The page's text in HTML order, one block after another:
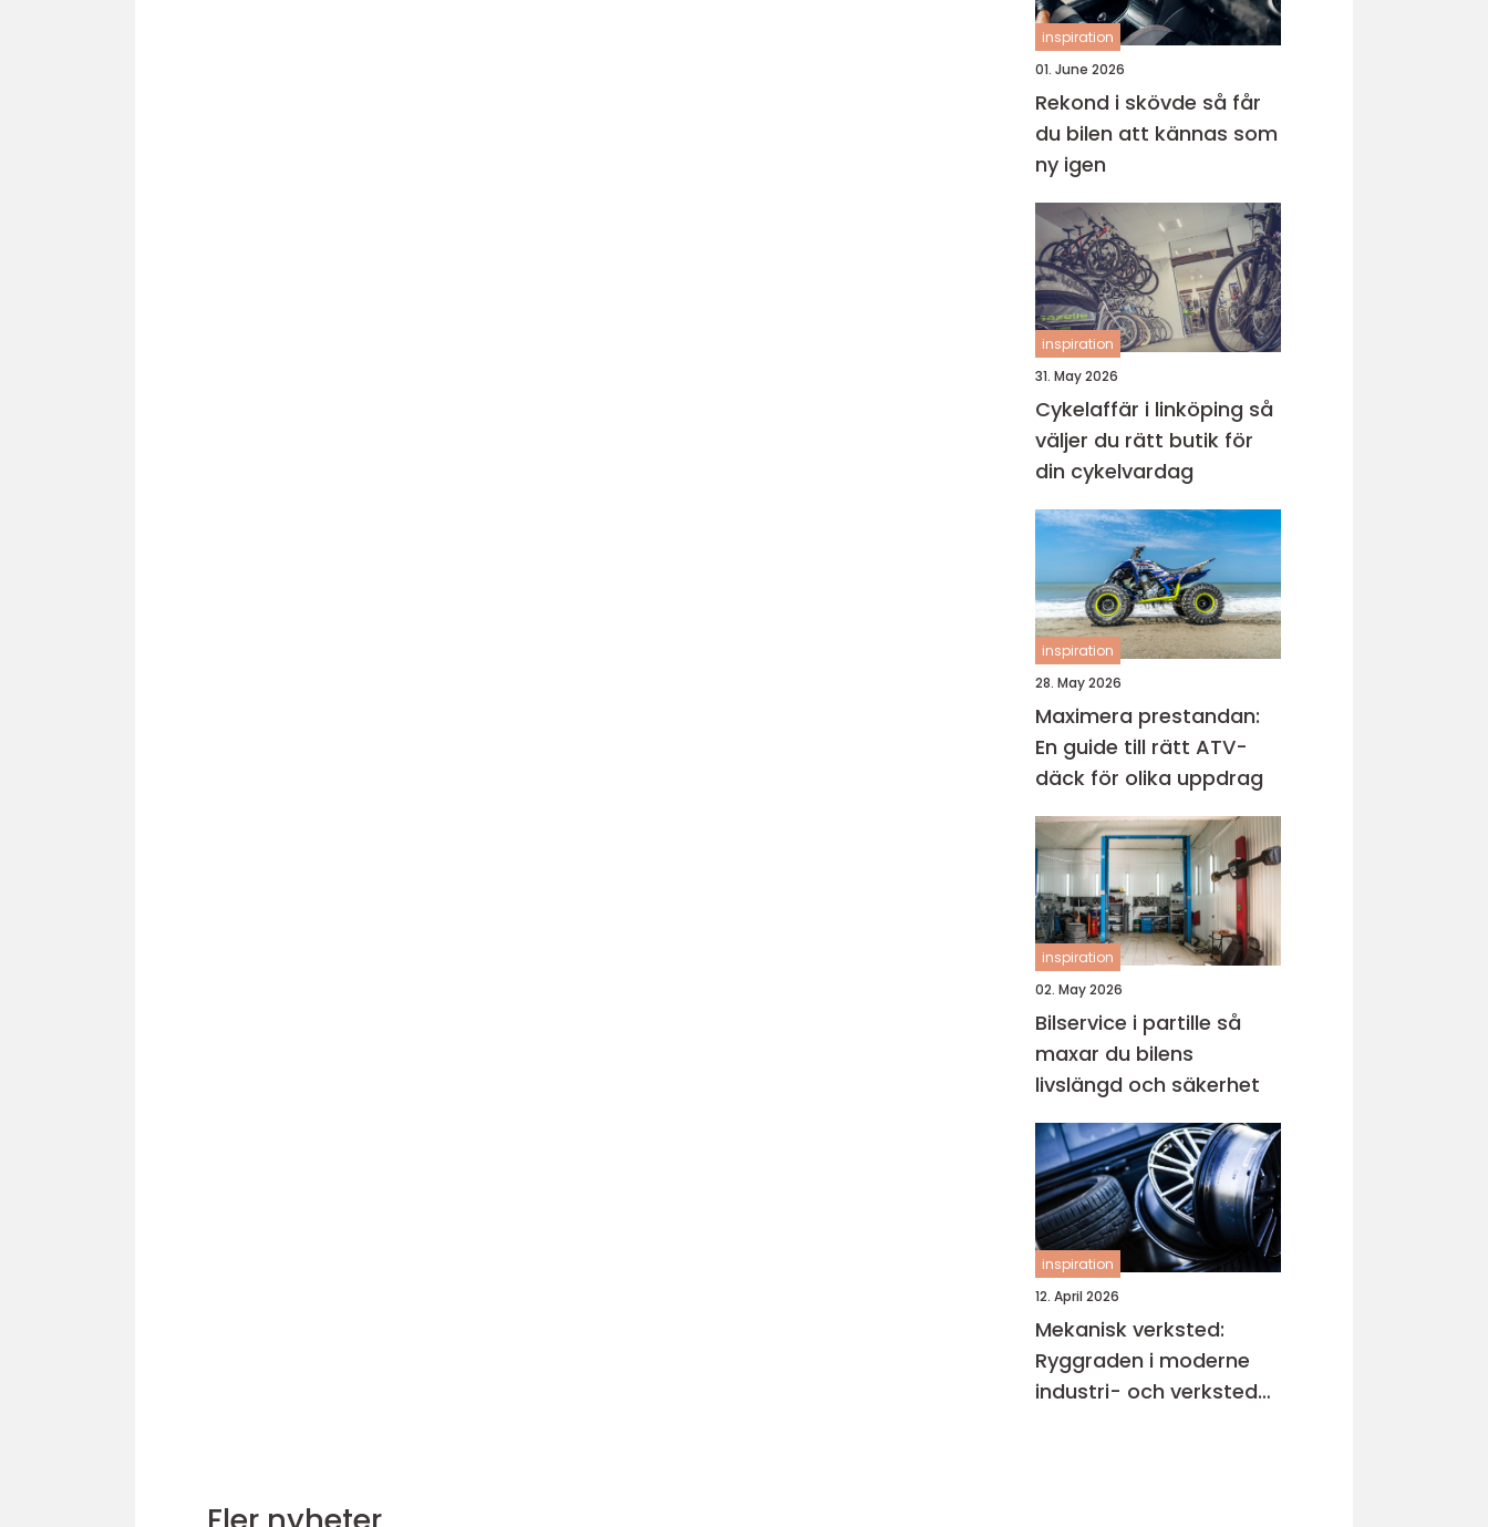
inspiration
01. June 2026
Rekond i skövde så får
du bilen att kännas som
ny igen
inspiration
31. May 2026
Cykelaffär i linköping så
väljer du rätt butik för
din cykelvardag
inspiration
28. May 2026
Maximera prestandan:
En guide till rätt ATV-
däck för olika uppdrag
inspiration
02. May 2026
Bilservice i partille så
maxar du bilens
livslängd och säkerhet
inspiration
12. April 2026
Mekanisk verksted:
Ryggraden i moderne
industri- och verksted-